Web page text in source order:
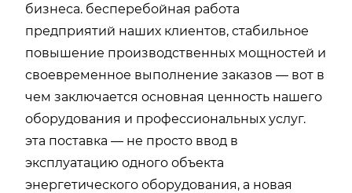
бизнеса. бесперебойная работа
предприятий наших клиентов, стабильное
повышение производственных мощностей и
своевременное выполнение заказов — вот в
чем заключается основная ценность нашего
оборудования и профессиональных услуг.
эта поставка — не просто ввод в
эксплуатацию одного объекта
энергетического оборудования, а новая